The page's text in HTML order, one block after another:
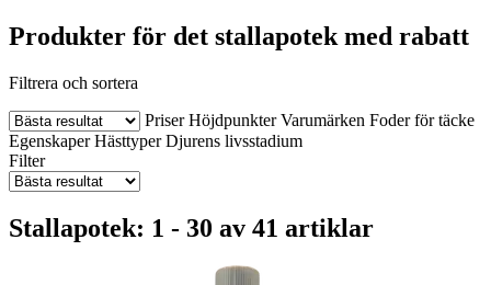
Produkter för det stallapotek med rabatt
Filtrera och sortera
Priser Höjdpunkter Varumärken Foder för täcke
Egenskaper Hästtyper Djurens livsstadium
Filter
Stallapotek: 1 - 30 av 41 artiklar